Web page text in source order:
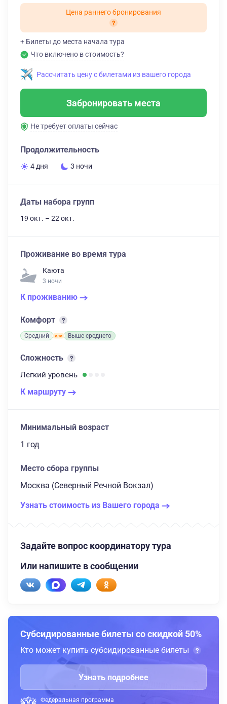
Цена раннего бронирования
+ Билеты до места начала тура
Что включено в стоимость?
Рассчитать цену с билетами из вашего города
Забронировать места
Не требует оплаты сейчас
Продолжительность
4 дня 3 ночи
Даты набора групп
19 окт. – 22 окт.
Проживание во время тура
Каюта
3 ночи
К проживанию
Комфорт
Средний Выше среднего
Сложность
Легкий уровень
К маршруту
Минимальный возраст
1 год
Место сбора группы
Москва (Северный Речной Вокзал)
Узнать стоимость из Вашего города
Задайте вопрос координатору тура
Или напишите в сообщении
Субсидированные билеты со скидкой 50%
Кто может купить субсидированные билеты
Узнать подробнее
Федеральная программа